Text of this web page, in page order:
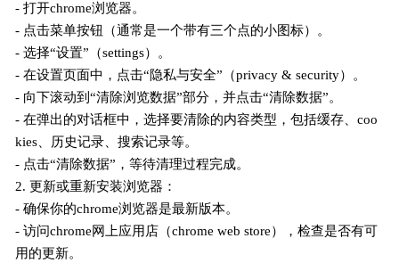
- 打开chrome浏览器。
- 点击菜单按钮（通常是一个带有三个点的小图标）。
- 选择“设置”（settings）。
- 在设置页面中，点击“隐私与安全”（privacy & security）。
- 向下滚动到“清除浏览数据”部分，并点击“清除数据”。
- 在弹出的对话框中，选择要清除的内容类型，包括缓存、coo
kies、历史记录、搜索记录等。
- 点击“清除数据”，等待清理过程完成。
2. 更新或重新安装浏览器：
- 确保你的chrome浏览器是最新版本。
- 访问chrome网上应用店（chrome web store），检查是否有可
用的更新。